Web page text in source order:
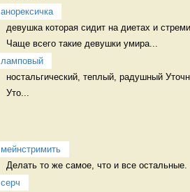
анорексичка
девушка которая сидит на диетах и
Чаще всего такие девушки умира...
ламповый
ностальгический, теплый, радушный
Уто...
мейнстримить
Делать то же самое, что и все остальные.
серч